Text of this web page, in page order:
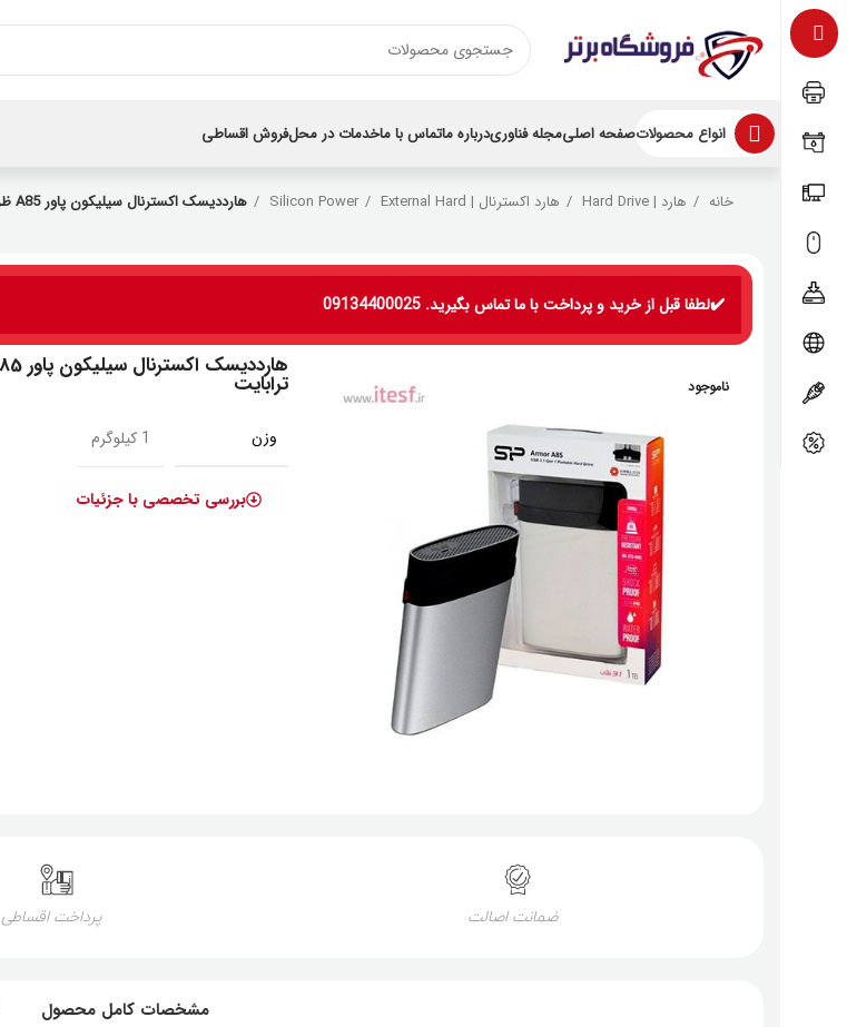
انواع محصولاتصفحه اصلیمجله فناوریدرباره ماتماس با ماخدمات در محلفروش اقساطی
خانه هارد | Hard Drive هارد اکسترنال | External Hard Silicon Power هارددیسک اکسترنال سیلیکون پاور A85 ظرفیت 1 ترابایت
✔️لطفا قبل از خرید و پرداخت با ما تماس بگیرید. 09134400025
ناموجود ترابایت
وزن 1 کیلوگرم
بررسی تخصصی با جزئیات
ضمانت اصالت پرداخت اقساطی
مشخصات کامل محصول